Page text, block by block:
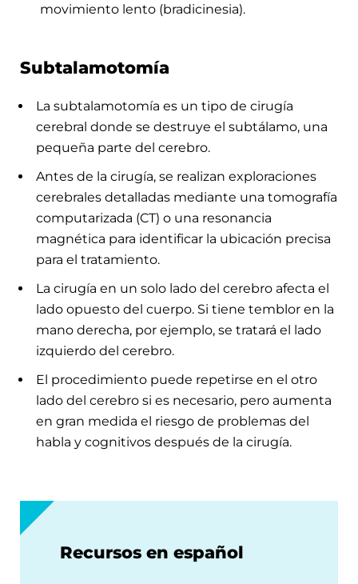
movimiento lento (bradicinesia).
Subtalamotomía
La subtalamotomía es un tipo de cirugía
cerebral donde se destruye el subtálamo, una
pequeña parte del cerebro.
Antes de la cirugía, se realizan exploraciones
cerebrales detalladas mediante una tomografía
computarizada (CT) o una resonancia
magnética para identificar la ubicación precisa
para el tratamiento.
La cirugía en un solo lado del cerebro afecta el
lado opuesto del cuerpo. Si tiene temblor en la
mano derecha, por ejemplo, se tratará el lado
izquierdo del cerebro.
El procedimiento puede repetirse en el otro
lado del cerebro si es necesario, pero aumenta
en gran medida el riesgo de problemas del
habla y cognitivos después de la cirugía.
Recursos en español